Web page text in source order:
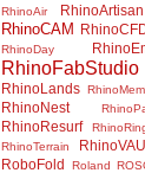
RhinoAir RhinoArtisan
RhinoCAM
RhinoDay
RhinoFabStudio
RhinoLands
RhinoNest
RhinoResurf
RhinoTerrain
RoboFold Roland